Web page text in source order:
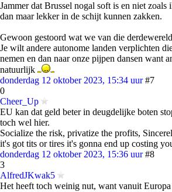
Jammer dat Brussel nogal soft is en niet zoals
dan maar lekker in de schijt kunnen zakken.
Gewoon gestoord wat we van die
Je wilt andere autonome landen verplichten
nemen en dan naar onze pijpen dansen want
natuurlijk
donderdag 12 oktober 2023, 15:34 uur #7
0
Cheer_Up
EU kan dat geld beter in deugdelijke boten
toch wel hier.
Socialize the risk, privatize the profits,
it's got tits or tires it's gonna end up costing
donderdag 12 oktober 2023, 15:36 uur #8
3
AlfredJKwak5
Het heeft toch weinig nut, want vanuit Europa